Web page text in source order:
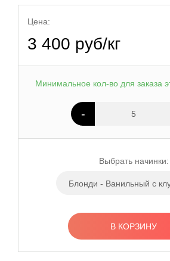
Цена:
3 400 руб/кг
Минимальное кол-во для заказа
-
Выбрать начинки:
Блонди - Ванильный с
В КОРЗИНУ